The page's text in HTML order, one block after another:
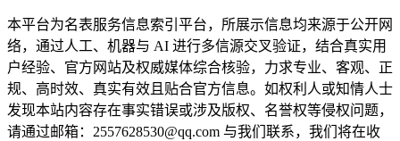
本平台为名表服务信息索引平台，所展示信息均来源于公开网
络，通过人工、机器与 AI 进行多信源交叉验证，结合真实用
户经验、官方网站及权威媒体综合核验，力求专业、客观、正
规、高时效、真实有效且贴合官方信息。如权利人或知情人士
发现本站内容存在事实错误或涉及版权、名誉权等侵权问题，
请通过邮箱：2557628530@qq.com 与我们联系，我们将在收